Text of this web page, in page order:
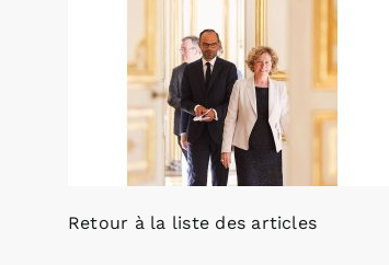
Retour à la liste des articles